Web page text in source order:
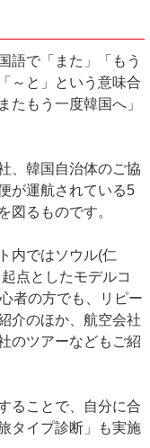
語で「また」「もう
～と」という意味合
たもう一度韓国へ」
、韓国自治体のご協
が運航されている5
図るものです。
内ではソウル(仁
点としたモデルコ
者の方でも、リピー
介のほか、航空会社
のツアーなどもご紹
ることで、自分に合
タイプ診断」も実施